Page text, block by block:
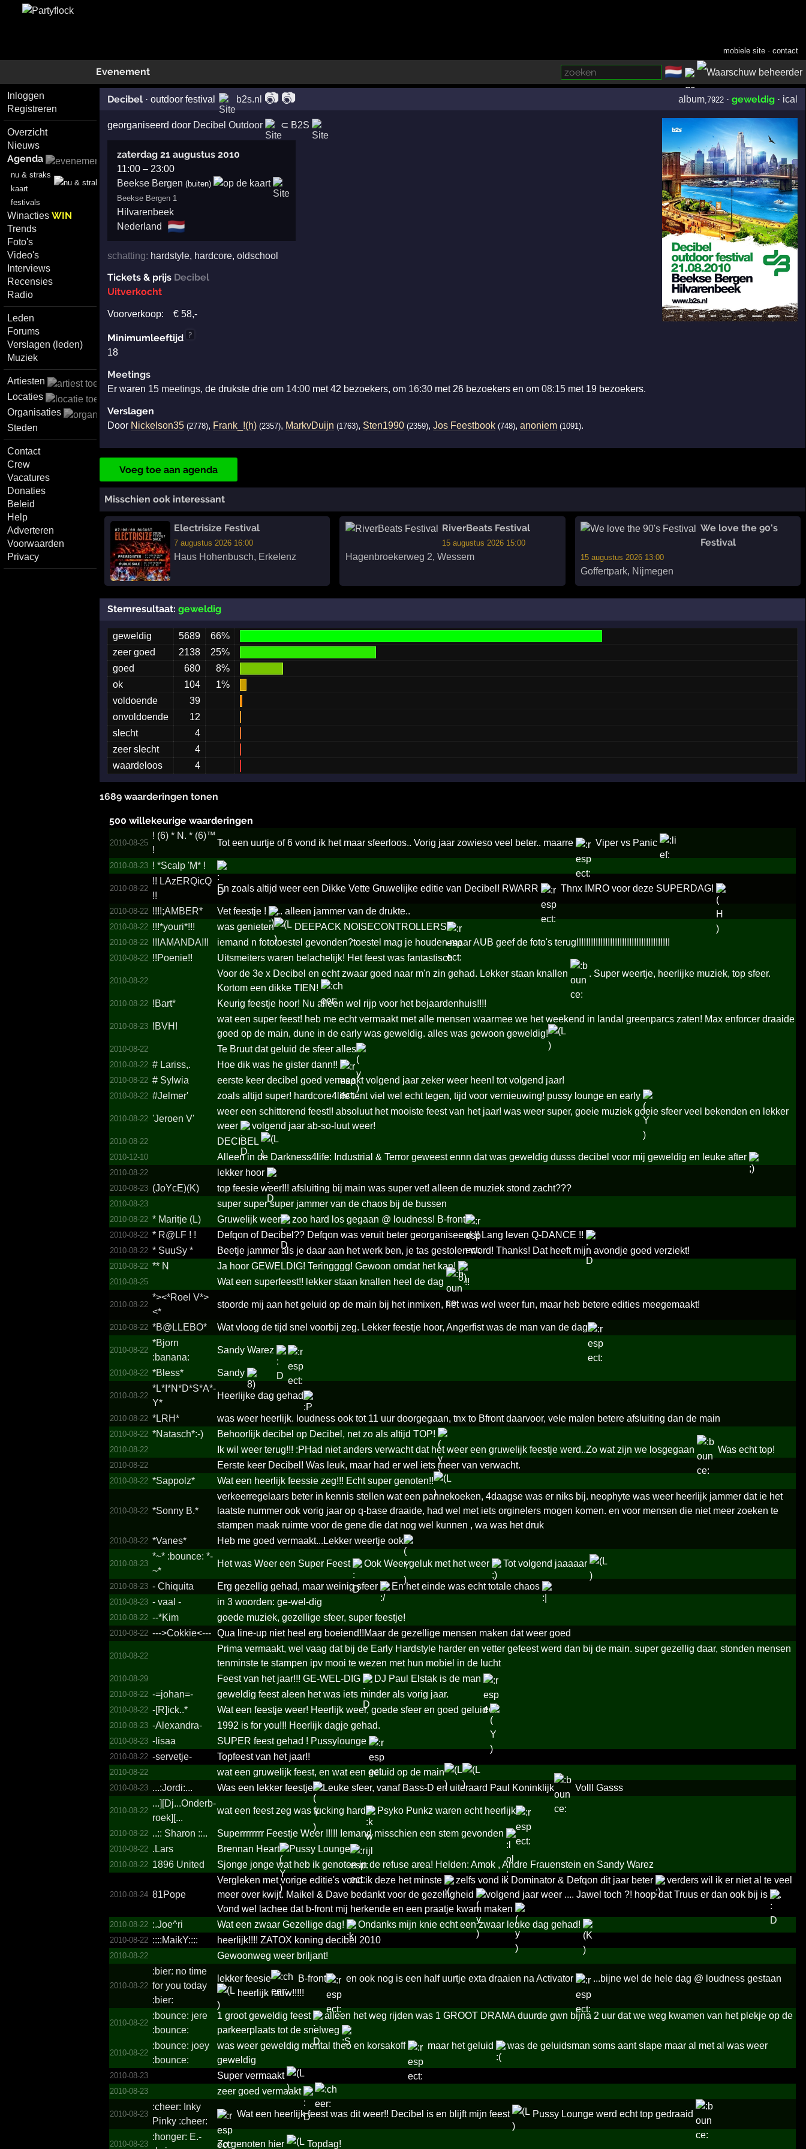
mobiele site ·contact
Evenement 🇳🇱
Inloggen
Registreren
Overzicht
Nieuws
Agenda
nu & straks
kaart
festivals
WinactiesWIN
Trends
Foto's
Video's
Interviews
Recensies
Radio
Leden
Forums
Verslagen (leden)
Muziek
Artiesten
Locaties
Organisaties
Steden
Contact
Crew
Vacatures
Donaties
Beleid
Help
Adverteren
Voorwaarden
Privacy
Decibel· outdoor festival b2s.nl 📷 📷 album ,7922 ·geweldig · ical
georganiseerd door Decibel Outdoor ⊂ B2S
zaterdag 21 augustus 2010
11:00– 23:00
Beekse Bergen (buiten)
Beekse Bergen 1
Hilvarenbeek
Nederland
🇳🇱
schatting: hardstyle, hardcore, oldschool
Tickets & prijs Decibel
Uitverkocht
Voorverkoop: € 58,-
Minimumleeftijd ?
18
Meetings
Er waren 15 meetings, de drukste drie om 14:00met 42 bezoekers, om 16:30met 26 bezoekers en om 08:15met 19 bezoekers.
Verslagen
Door Nickelson35 (2778), Frank_!(h) (2357), MarkvDuijn (1763), Sten1990 (2359), Jos Feestbook (748), anoniem (1091).
Voeg toe aan agenda
Misschien ook interessant
Electrisize Festival
7 augustus 2026 16:00
Haus Hohenbusch, Erkelenz
RiverBeats Festival
15 augustus 2026 15:00
Hagenbroekerweg 2, Wessem
We love the 90's
Festival
15 augustus 2026 13:00
Goffertpark, Nijmegen
Stemresultaat: geweldig
geweldig 5689
66%
zeer goed
2138
25%
goed
680
8%
ok
104
1%
voldoende
39
onvoldoende
12
slecht
4
zeer slecht
4
waardeloos
4
1689 waarderingen tonen
500 willekeurige waarderingen
2010-08-25
!­ (6) *­ N.­ *­ (6)™
!­
Tot een uurtje of 6 vond ik het maar sfeerloos.. Vorig jaar zowieso veel beter.. maarre Viper vs Panic
2010-08-23 !­ *­Scalp 'M*­ !­
2010-08-22
!!­ LAzERQicQ
!!­
En zoals altijd weer een Dikke Vette Gruwelijke editie van Decibel! RWARR Thnx IMRO voor deze SUPERDAG!
2010-08-22 !!!!;AMBER* Vet feestje ! .. alleen jammer van de drukte..
2010-08-22 !!!*­youri*!!!­ was genieten DEEPACK NOISECONTROLLERS
2010-08-22 !!!AMANDA!!! iemand n fototoestel gevonden?toestel mag je houden maar AUB geef de foto's terug!!!!!!!!!!!!!!!!!!!!!!!!!!!!!!!!!!!!!!!
2010-08-22 !!Poenie!! Uitsmeiters waren belachelijk! Het feest was fantastisch
2010-08-22
Voor de 3e x Decibel en echt zwaar goed naar m'n zin gehad. Lekker staan knallen
. Super weertje, heerlijke muziek, top sfeer.
Kortom een dikke TIEN!
2010-08-22 !Bart* Keurig feestje hoor! Nu alleen wel rijp voor het bejaardenhuis!!!!
2010-08-23 !BVH!
wat een super feest! heb me echt vermaakt met alle mensen waarmee we het weekend in landal greenparcs zaten! Max enforcer draaide
goed op de main, dune in de early was geweldig. alles was gewoon geweldig!
2010-08-22 Te Bruut dat geluid de sfeer alles
2010-08-22 # Lariss,. Hoe dik was he gister dann!!
2010-08-22 # Sylwia eerste keer decibel goed vermaakt volgend jaar zeker weer heen! tot volgend jaar!
2010-08-22 #Jelmer' zoals altijd super! hardcore4life tent viel wel echt tegen, tijd voor vernieuwing! pussy lounge en early
2010-08-22 'Jeroen V'
weer een schitterend feest!! absoluut het mooiste feest van het jaar! was weer super, goeie muziek goeie sfeer veel bekenden en lekker
weer
volgend jaar ab-so-luut weer!
2010-08-22 DECIBEL
2010-12-10 Alleen in de Darkness4life: Industrial & Terror geweest ennn dat was geweldig dusss decibel voor mij geweldig en leuke after
2010-08-22 lekker hoor
2010-08-23 (JoYcE)(K) top feesie weer!!! afsluiting bij main was super vet! alleen de muziek stond zacht???
2010-08-23 super super super jammer van de chaos bij de bussen
2010-08-22 *­ Maritje (L) Gruwelijk weer zoo hard los gegaan @ loudness! B-front
2010-08-22 * R@LF ! ! Defqon of Decibel?? Defqon was veruit beter georganiseerd !! Lang leven Q-DANCE !!
2010-08-22 * SuuSy * Beetje jammer als je daar aan het werk ben, je tas gestolen word! Thanks! Dat heeft mijn avondje goed verziekt!
2010-08-22 ** N Ja hoor GEWELDIG! Teringggg! Gewoon omdat het kan!
2010-08-25 Wat een superfeest!! lekker staan knallen heel de dag !!
2010-08-22
*­><*­Roel V*­>
<*­
stoorde mij aan het geluid op de main bij het inmixen, het was wel weer fun, maar heb betere edities meegemaakt!
2010-08-22 *B@LLEBO* Wat vloog de tijd snel voorbij zeg. Lekker feestje hoor, Angerfist was de man van de dag
2010-08-22
*­Bjorn
:banana:
Sandy Warez
2010-08-22 *Bless* Sandy
2010-08-22
*­L*­I*­N*­D*­S*­A*­
Y*­
Heerlijke dag gehad
2010-08-22 *LRH* was weer heerlijk. loudness ook tot 11 uur doorgegaan, tnx to Bfront daarvoor, vele malen betere afsluiting dan de main
2010-08-22 *Natasch*:-) Behoorlijk decibel op Decibel, net zo als altijd TOP!
2010-08-22 Ik wil weer terug!!! :PHad niet anders verwacht dat het weer een gruwelijk feestje werd..Zo wat zijn we losgegaan Was echt top!
2010-08-22 Eerste keer Decibel! Was leuk, maar had er wel iets meer van verwacht.
2010-08-22 *Sappolz* Wat een heerlijk feessie zeg!!! Echt super genoten!!
2010-08-22 *Sonny B.*
verkeerregelaars beter in kennis stellen wat een pannekoeken, 4daagse was er niks bij. neophyte was weer heerlijk jammer dat ie het
laatste nummer ook vorig jaar op q-base draaide, had wel met iets orginelers mogen komen. en voor mensen die niet meer zoeken te
stampen maak ruimte voor de gene die dat nog wel kunnen , wa was het druk
2010-08-22 *Vanes* Heb me goed vermaakt...Lekker weertje ook
2010-08-23
*­~*­ :bounce: *­
~*­
Het was Weer een Super Feest Ook Weer geluk met het weer Tot volgend jaaaaar
2010-08-23 - Chiquita Erg gezellig gehad, maar weinig sfeer En het einde was echt totale chaos
2010-08-23 - vaal - in 3 woorden: ge-wel-dig
2010-08-22 --*Kim goede muziek, gezellige sfeer, super feestje!
2010-08-22 --->Cokkie<--- Qua line-up niet heel erg boeiend!!Maar de gezellige mensen maken dat weer goed
2010-08-22
Prima vermaakt, wel vaag dat bij de Early Hardstyle harder en vetter gefeest werd dan bij de main. super gezellig daar, stonden mensen
tenminste te stampen ipv mooi te wezen met hun mobiel in de lucht
2010-08-29 Feest van het jaar!!! GE-WEL-DIG DJ Paul Elstak is de man
2010-08-22 -=johan=- geweldig feest aleen het was iets minder als vorig jaar.
2010-08-22 -[R]ick..* Wat een feestje weer! Heerlijk weer, goede sfeer en goed geluid
2010-08-23 -Alexandra- 1992 is for you!!! Heerlijk dagje gehad.
2010-08-23 -lisaa SUPER feest gehad ! Pussylounge
2010-08-22 -servetje- Topfeest van het jaar!!
2010-08-22 wat een gruwelijk feest, en wat een geluid op de main
2010-08-23 ...­:Jordi:...­ Was een lekker feestje Leuke sfeer, vanaf Bass-D en uiteraard Paul Koninklijk Volll Gasss
2010-08-22
...­][Dj...­Onderb­
roek][­...­
wat een feest zeg was fucking hard Psyko Punkz waren echt heerlijk
2010-08-22 ..­:: Sharon ::..­ Superrrrrrrr Feestje Weer !!!!! Iemand misschien een stem gevonden
2010-08-22 .Lars Brennan Heart Pussy Lounge
2010-08-22 1896 United Sjonge jonge wat heb ik genoten in de refuse area! Helden: Amok , Andre Frauenstein en Sandy Warez
2010-08-24 81Pope
Vergleken met vorige editie's vond ik deze het minste zelfs vond ik Dominator & Defqon dit jaar beter
verders wil ik er niet al te veel
meer over kwijt. Maikel & Dave bedankt voor de gezelligheid
volgend jaar weer .... Jawel toch ?! hoop dat Truus er dan ook bij is
.
Vond wel lachee dat b-front mij herkende en een praatje kwam maken
2010-08-22 :.Joe^ri Wat een zwaar Gezellige dag! Ondanks mijn knie echt een zwaar leuke dag gehad!
2010-08-22 ::::Ma­ikY:::­: heerlijk!!!! ZATOX koning decibel 2010
2010-08-22 Gewoonweg weer briljant!
2010-08-22
:bier: no time
for you today
:bier:
lekker feesie B-front en ook nog is een half uurtje exta draaien na Activator
...bijne wel de hele dag @ loudness gestaan
heerlijk rauw!!!!!
2010-08-22
:bounce: jere
:bounce:
1 groot geweldig feest
alleen het weg rijden was 1 GROOT DRAMA duurde gwn bijna 2 uur dat we weg kwamen van het plekje op de
parkeerplaats tot de snelweg
2010-08-22
:bounce: joey
:bounce:
was weer geweldig mental theo en korsakoff maar het geluid
was de geluidsman soms aant slape maar al met al was weer
geweldig
2010-08-23 Super vermaakt
2010-08-23 zeer goed vermaakt
2010-08-23
:cheer: Inky
Pinky :cheer:
Wat een heerlijk feest was dit weer!! Decibel is en blijft mijn feest Pussy Lounge werd echt top gedraaid
2010-08-23
:honger: E.­
Zo genoten hier Topdag!